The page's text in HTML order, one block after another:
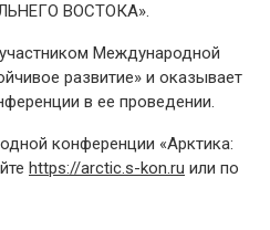
ВОСТОКА».
Международной
развитие» и оказывает
в ее проведении.
конференции «Арктика:
https://arctic.s-kon.ru или по